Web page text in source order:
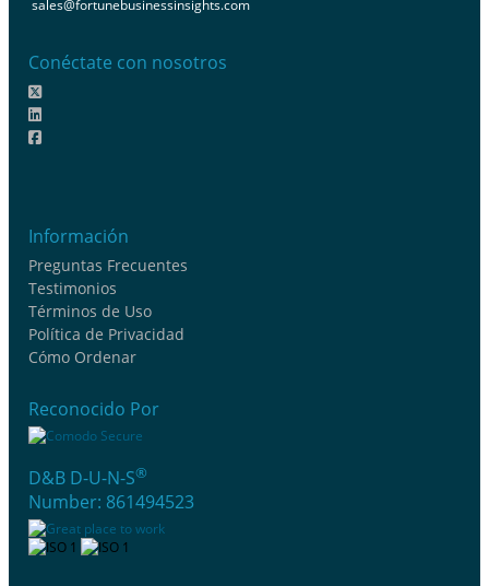
sales@fortunebusinessinsights.com
Conéctate con nosotros
Información
Preguntas Frecuentes
Testimonios
Términos de Uso
Política de Privacidad
Cómo Ordenar
Reconocido Por
D&B D-U-N-S®
Number: 861494523